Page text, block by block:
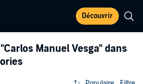
Découvrir
"Carlos Manuel Vesga" dans